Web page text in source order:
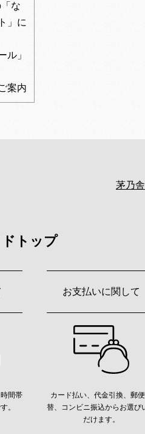
な
」に
ル」
案内
茅乃
トップ
間帯
。
お支払いに関して
カード払い、代金引換、郵
替、コンビニ振込からお選び
だけます。